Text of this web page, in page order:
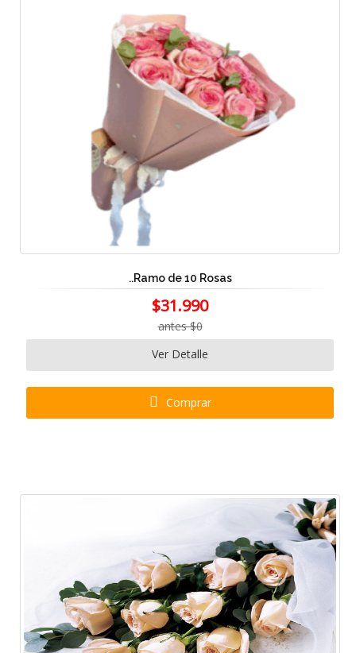
..Ramo de 10 Rosas
$31.990
antes $0
Ver Detalle
Comprar